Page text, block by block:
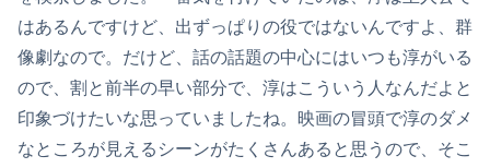
はあるんですけど、出ずっぱりの役ではないんですよ、群
像劇なので。だけど、話の話題の中心にはいつも淳がいる
ので、割と前半の早い部分で、淳はこういう人なんだよと
印象づけたいな思っていましたね。映画の冒頭で淳のダメ
なところが見えるシーンがたくさんあると思うので、そこ